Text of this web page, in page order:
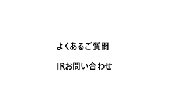
よくあるご質問
IRお問い合わせ